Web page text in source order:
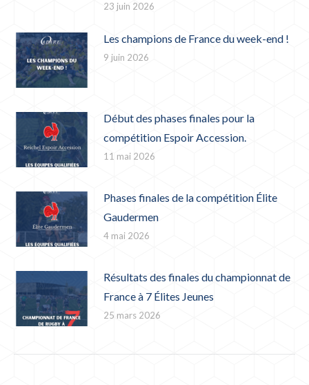
23 juin 2026
Les champions de France du week-end !
9 juin 2026
Début des phases finales pour la
compétition Espoir Accession.
11 mai 2026
Phases finales de la compétition Élite
Gaudermen
4 mai 2026
Résultats des finales du championnat de
France à 7 Élites Jeunes
25 mars 2026